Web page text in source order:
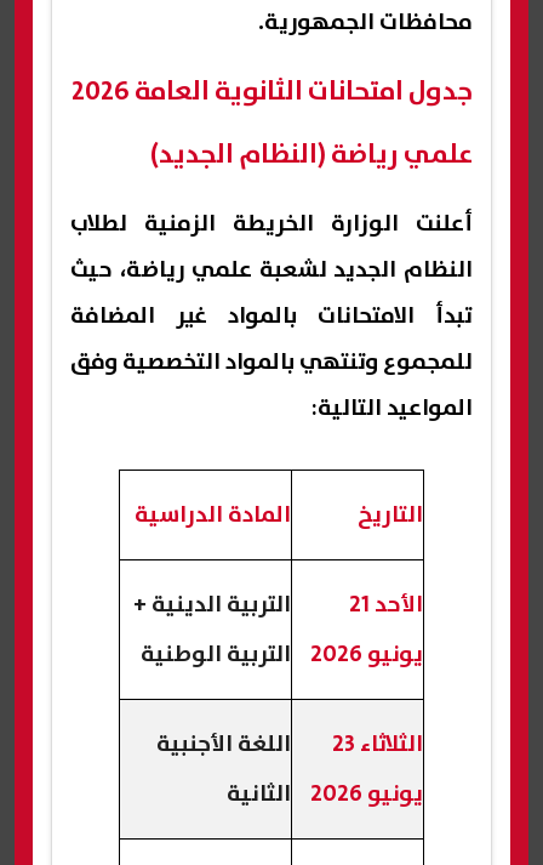
محافظات الجمهورية.
جدول امتحانات الثانوية العامة 2026
علمي رياضة (النظام الجديد)
أعلنت الوزارة الخريطة الزمنية لطلاب
النظام الجديد لشعبة علمي رياضة، حيث
تبدأ الامتحانات بالمواد غير المضافة
للمجموع وتنتهي بالمواد التخصصية وفق
المواعيد التالية:
التاريخ المادة الدراسية
الأحد 21
يونيو 2026
التربية الدينية +
التربية الوطنية
الثلاثاء 23
يونيو 2026
اللغة الأجنبية
الثانية